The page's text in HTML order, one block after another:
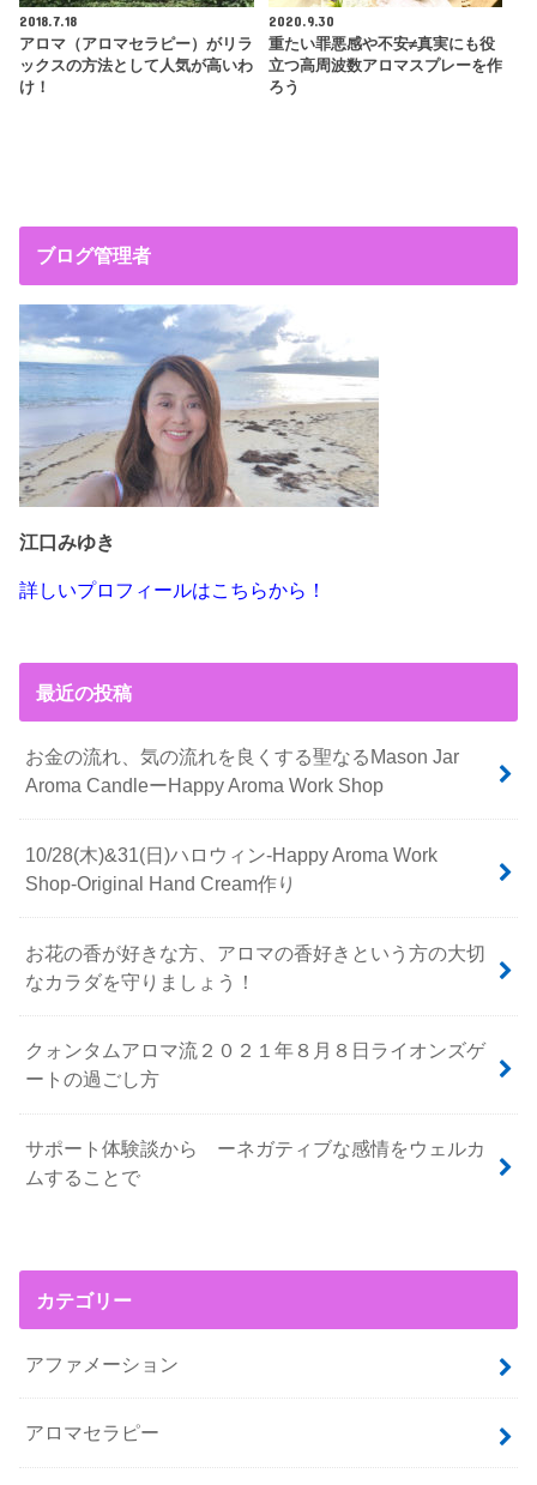
2018.7.18
アロマ（アロマセラピー）がリラ
ックスの方法として人気が高いわ
け！
2020.9.30
重たい罪悪感や不安≠真実にも役
立つ高周波数アロマスプレーを作
ろう
ブログ管理者
江口みゆき
詳しいプロフィールはこちらから！
最近の投稿
お金の流れ、気の流れを良くする聖なるMason Jar
Aroma CandleーHappy Aroma Work Shop
10/28(木)&31(日)ハロウィン-Happy Aroma Work
Shop-Original Hand Cream作り
お花の香が好きな方、アロマの香好きという方の大切
なカラダを守りましょう！
クォンタムアロマ流２０２１年８月８日ライオンズゲ
ートの過ごし方
サポート体験談から ーネガティブな感情をウェルカ
ムすることで
カテゴリー
アファメーション
アロマセラピー